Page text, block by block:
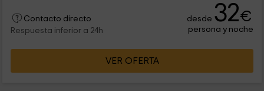
Contacto directo
Respuesta inferior a 24h
desde 32€
persona y noche
VER OFERTA